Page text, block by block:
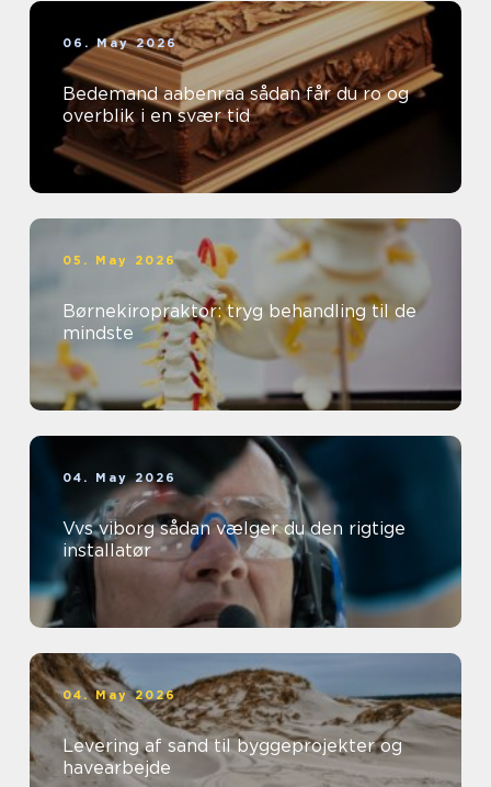
06. May 2026
Bedemand aabenraa sådan får du ro og
overblik i en svær tid
05. May 2026
Børnekiropraktor: tryg behandling til de
mindste
04. May 2026
Vvs viborg sådan vælger du den rigtige
installatør
04. May 2026
Levering af sand til byggeprojekter og
havearbejde